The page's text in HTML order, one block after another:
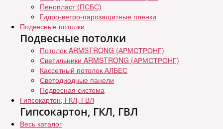
Пенопласт (ПСБС)
Гидро-ветро-парозащитные пленки
Подвесные потолки
Подвесные потолки
Потолок ARMSTRONG (АРМСТРОНГ)
Светильники ARMSTRONG (АРМСТРОНГ)
Кассетный потолок АЛБЕС
Светодиодные панели
Подвесная система
Гипсокартон, ГКЛ, ГВЛ
Гипсокартон, ГКЛ, ГВЛ
Весь каталог